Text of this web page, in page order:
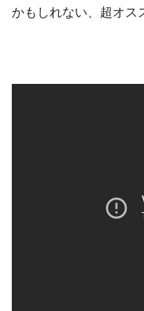
かもしれない、超オス